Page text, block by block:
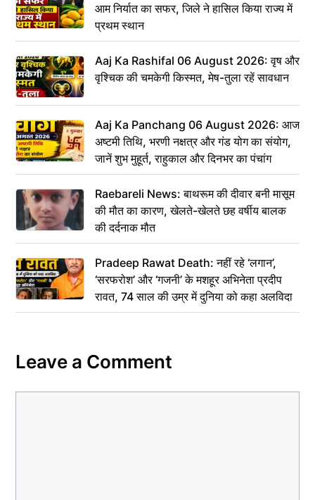
आम निर्यात का सफर, जिले ने हासिल किया राज्य में
प्रथम स्थान
Aaj Ka Rashifal 06 August 2026: वृष और
वृश्चिक की चमकेगी किस्मत, मेष-तुला रहें सावधान
Aaj Ka Panchang 06 August 2026: आज
अष्टमी तिथि, भरणी नक्षत्र और गंड योग का संयोग,
जानें शुभ मुहूर्त, राहुकाल और दिनभर का पंचांग
Raebareli News: बाथरूम की दीवार बनी मासूम
की मौत का कारण, खेलते-खेलते छह वर्षीय बालक
की दर्दनाक मौत
Pradeep Rawat Death: नहीं रहे ‘लगान’,
‘सरफरोश’ और ‘गजनी’ के मशहूर अभिनेता प्रदीप
रावत, 74 साल की उम्र में दुनिया को कहा अलविदा
Leave a Comment